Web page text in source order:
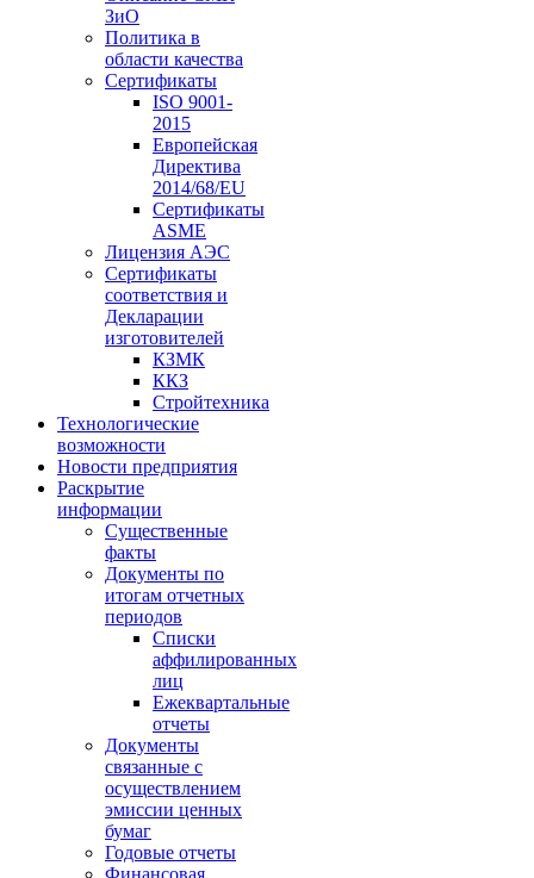
ЗиО
Политика в
области качества
Сертификаты
ISO 9001-
2015
Европейская
Директива
2014/68/EU
Сертификаты
ASME
Лицензия АЭС
Сертификаты
соответствия и
Декларации
изготовителей
КЗМК
ККЗ
Стройтехника
Технологические
возможности
Новости предприятия
Раскрытие
информации
Существенные
факты
Документы по
итогам отчетных
периодов
Списки
аффилированных
лиц
Ежеквартальные
отчеты
Документы
связанные с
осуществлением
эмиссии ценных
бумаг
Годовые отчеты
Финансовая